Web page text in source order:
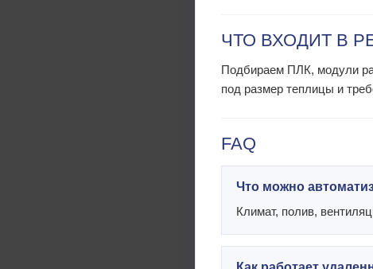
ЧТО ВХОДИТ В
Подбираем ПЛК, модули
под размер теплицы и
FAQ
Что можно
Климат, полив,